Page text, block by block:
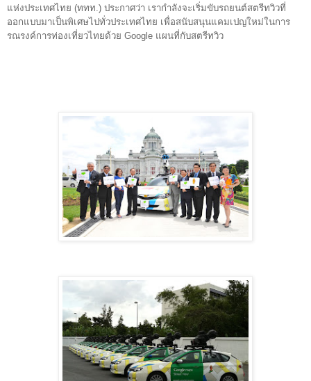
แห่งประเทศไทย (ททท.) ประกาศว่า เรากำลังจะเริ่มขับรถยนต์สตรีทวิวที่
ออกแบบมาเป็นพิเศษไปทั่วประเทศไทย เพื่อสนับสนุนแคมเปญใหม่ในการ